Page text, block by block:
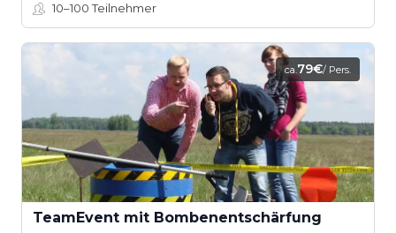
10–100Teilnehmer
ca.79€/ Pers.
TeamEvent mit Bombenentschärfung